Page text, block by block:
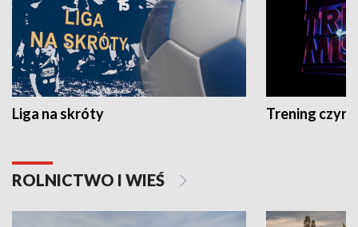
Liga na skróty Trening czyni
ROLNICTWO I WIEŚ